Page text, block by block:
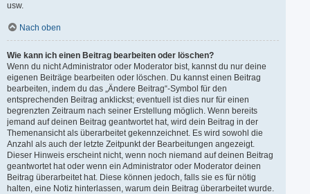
usw.
Nach oben
Wie kann ich einen Beitrag bearbeiten oder löschen?
Wenn du nicht Administrator oder Moderator bist, kannst du nur deine
eigenen Beiträge bearbeiten oder löschen. Du kannst einen Beitrag
bearbeiten, indem du das „Ändere Beitrag“-Symbol für den
entsprechenden Beitrag anklickst; eventuell ist dies nur für einen
begrenzten Zeitraum nach seiner Erstellung möglich. Wenn bereits
jemand auf deinen Beitrag geantwortet hat, wird dein Beitrag in der
Themenansicht als überarbeitet gekennzeichnet. Es wird sowohl die
Anzahl als auch der letzte Zeitpunkt der Bearbeitungen angezeigt.
Dieser Hinweis erscheint nicht, wenn noch niemand auf deinen Beitrag
geantwortet hat oder wenn ein Administrator oder Moderator deinen
Beitrag überarbeitet hat. Diese können jedoch, falls sie es für nötig
halten, eine Notiz hinterlassen, warum dein Beitrag überarbeitet wurde.